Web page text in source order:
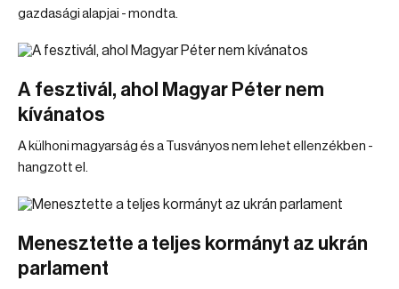
gazdasági alapjai - mondta.
A fesztivál, ahol Magyar Péter nem
kívánatos
A külhoni magyarság és a Tusványos nem lehet ellenzékben -
hangzott el.
Menesztette a teljes kormányt az ukrán
parlament